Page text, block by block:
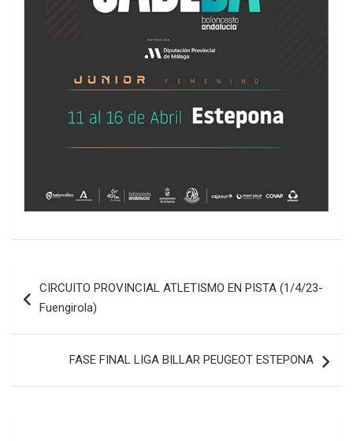
de
CIRCUITO PROVINCIAL ATLETISMO EN PISTA (1/4/23-
Fuengirola)
FASE FINAL LIGA BILLAR PEUGEOT ESTEPONA